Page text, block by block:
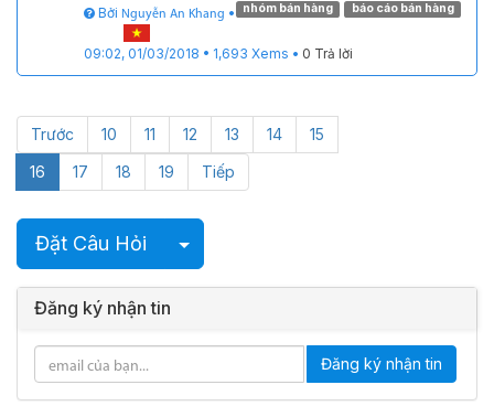
báo cáo bán hàng
nhóm bán hàng
Bởi Nguyễn An Khang •
09:02, 01/03/2018 • 1,693 Xems • 0 Trả lời
Trước 10 11 12 13 14
15
16
17 18 19 Tiếp
Đặt Câu Hỏi Chọn bài viết
Đăng ký nhận tin
Đăng ký nhận tin